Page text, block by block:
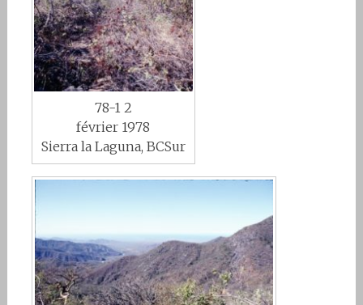
78-1 2
février 1978
Sierra la Laguna, BCSur